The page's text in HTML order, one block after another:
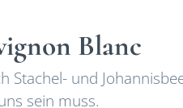
Blanc
Stachel- und
sein muss.